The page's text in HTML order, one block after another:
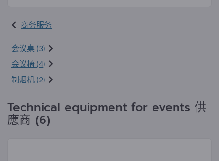
商务服务
会议桌 (3)
会议椅 (4)
制烟机 (2)
Technical equipment for events 供
應商 (6)